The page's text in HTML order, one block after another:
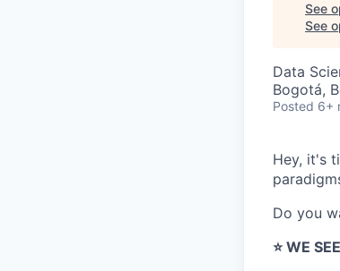
See
See
Data
Bogotá,
Posted 6+
Hey, it's
Do you
⭐️ WE